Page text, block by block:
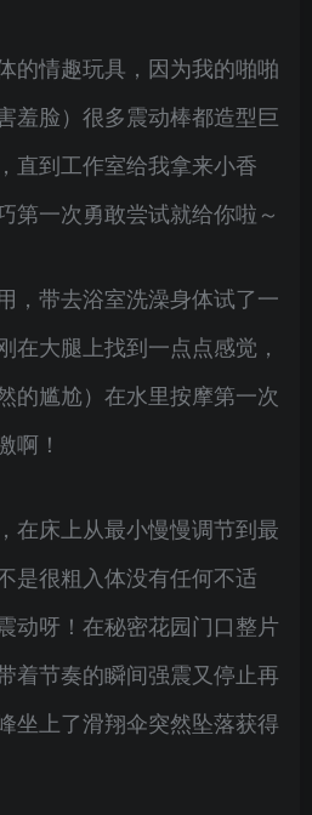
的情趣玩具，因为我的啪啪
羞脸）很多震动棒都造型巨
直到工作室给我拿来小香
第一次勇敢尝试就给你啦～
，带去浴室洗澡身体试了一
在大腿上找到一点点感觉，
的尴尬）在水里按摩第一次
啊！
在床上从最小慢慢调节到最
是很粗入体没有任何不适
动呀！在秘密花园门口整片
着节奏的瞬间强震又停止再
坐上了滑翔伞突然坠落获得